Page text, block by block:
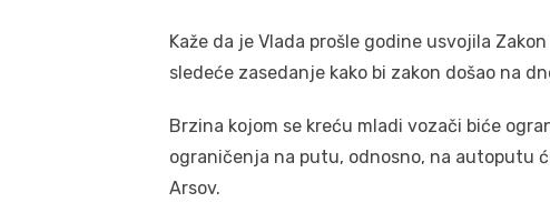
Kaže da je Vlada prošle godine usvojila
sledeće zasedanje kako bi zakon došao na
Brzina kojom se kreću mladi vozači biće
ograničenja na putu, odnosno, na autoputu
Arsov.